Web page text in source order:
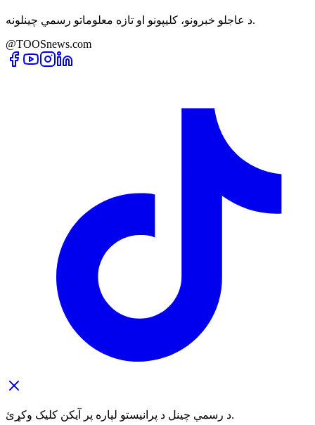
د عاجلو خبرونو، کلیپونو او تازه معلوماتو رسمي چینلونه.
@TOOSnews.com
د رسمي چینل د پرانیستو لپاره پر آیکن کلیک وکړئ.